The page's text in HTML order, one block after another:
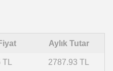
Aylık Tutar
2787.93 TL